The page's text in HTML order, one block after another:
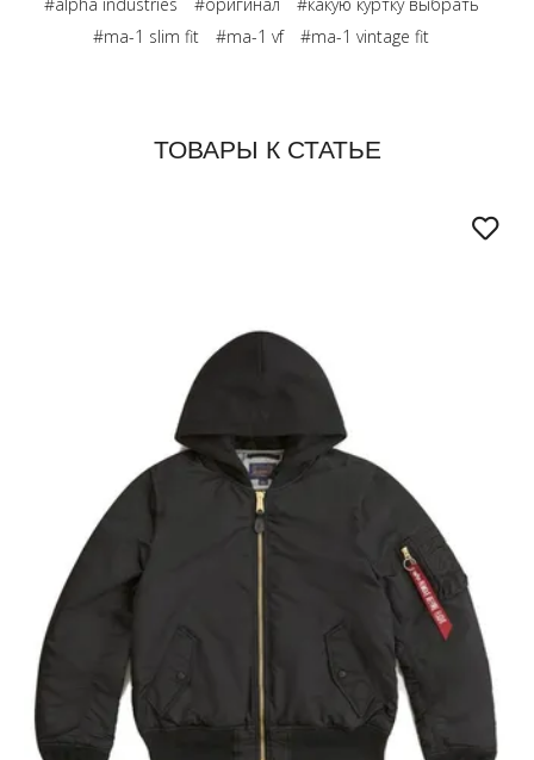
#ma-1 slim fit
#ma-1 vf #ma-1 vintage fit
ТОВАРЫ К СТАТЬЕ